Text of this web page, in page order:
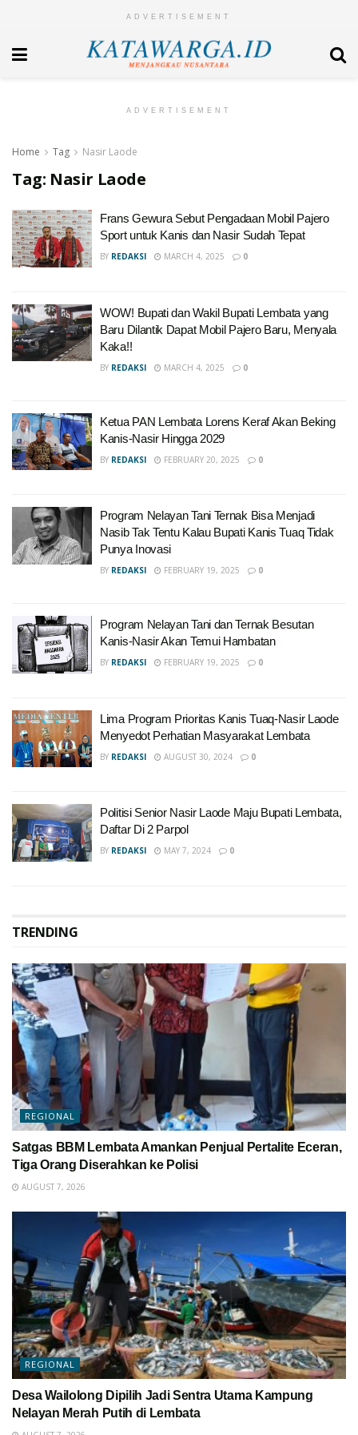
ADVERTISEMENT
ADVERTISEMENT
Home Tag Nasir Laode
Tag: Nasir Laode
Frans Gewura Sebut Pengadaan Mobil Pajero
Sport untuk Kanis dan Nasir Sudah Tepat
BY REDAKSI MARCH 4, 2025 0
WOW! Bupati dan Wakil Bupati Lembata yang
Baru Dilantik Dapat Mobil Pajero Baru, Menyala
Kaka!!
BY REDAKSI MARCH 4, 2025 0
Ketua PAN Lembata Lorens Keraf Akan Beking
Kanis-Nasir Hingga 2029
BY REDAKSI FEBRUARY 20, 2025 0
Program Nelayan Tani Ternak Bisa Menjadi
Nasib Tak Tentu Kalau Bupati Kanis Tuaq Tidak
Punya Inovasi
BY REDAKSI FEBRUARY 19, 2025 0
Program Nelayan Tani dan Ternak Besutan
Kanis-Nasir Akan Temui Hambatan
BY REDAKSI FEBRUARY 19, 2025 0
Lima Program Prioritas Kanis Tuaq-Nasir Laode
Menyedot Perhatian Masyarakat Lembata
BY REDAKSI AUGUST 30, 2024 0
Politisi Senior Nasir Laode Maju Bupati Lembata,
Daftar Di 2 Parpol
BY REDAKSI MAY 7, 2024 0
TRENDING
REGIONAL
Satgas BBM Lembata Amankan Penjual Pertalite Eceran,
Tiga Orang Diserahkan ke Polisi
AUGUST 7, 2026
REGIONAL
Desa Wailolong Dipilih Jadi Sentra Utama Kampung
Nelayan Merah Putih di Lembata